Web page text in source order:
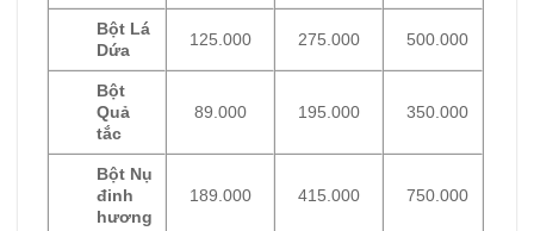
Bột Lá
Dứa
125.000 275.000 500.000
Bột
Quả
tắc
89.000 195.000 350.000
Bột Nụ
đinh
hương
189.000 415.000 750.000